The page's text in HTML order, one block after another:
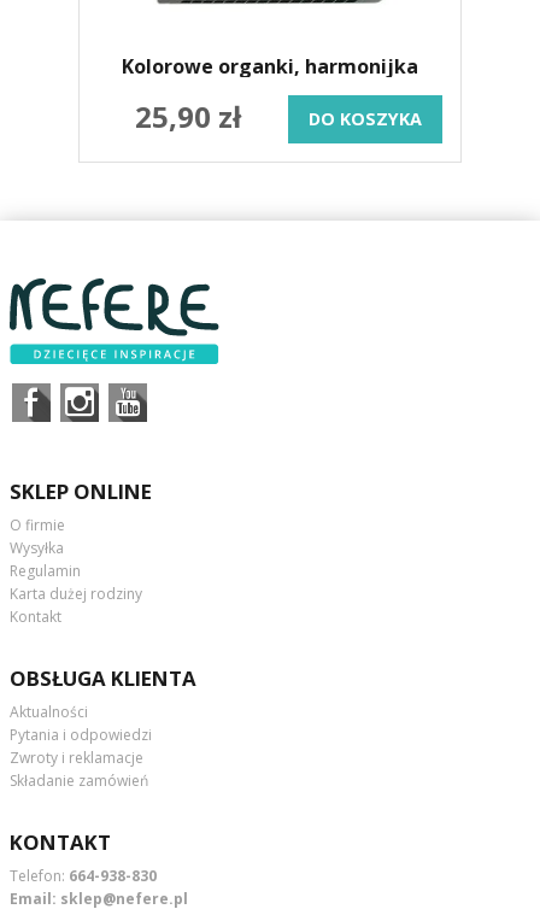
Kolorowe organki, harmonijka
25,90 zł DO KOSZYKA
SKLEP ONLINE
O firmie
Wysyłka
Regulamin
Karta dużej rodziny
Kontakt
OBSŁUGA KLIENTA
Aktualności
Pytania i odpowiedzi
Zwroty i reklamacje
Składanie zamówień
KONTAKT
Telefon: 664-938-830
Email: sklep@nefere.pl